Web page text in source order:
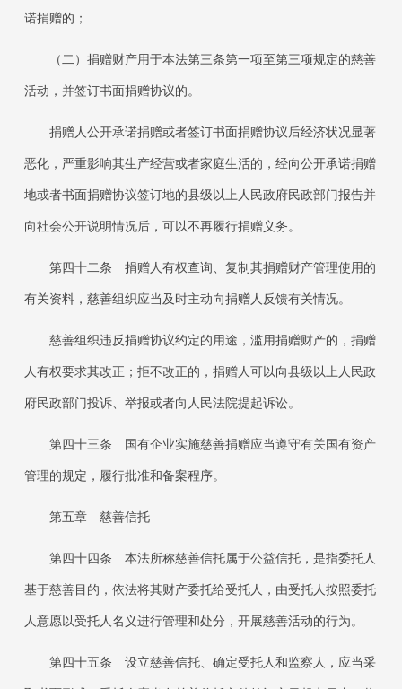
诺捐赠的；
（二）捐赠财产用于本法第三条第一项至第三项规定的慈善
活动，并签订书面捐赠协议的。
捐赠人公开承诺捐赠或者签订书面捐赠协议后经济状况显著
恶化，严重影响其生产经营或者家庭生活的，经向公开承诺捐赠
地或者书面捐赠协议签订地的县级以上人民政府民政部门报告并
向社会公开说明情况后，可以不再履行捐赠义务。
第四十二条 捐赠人有权查询、复制其捐赠财产管理使用的
有关资料，慈善组织应当及时主动向捐赠人反馈有关情况。
慈善组织违反捐赠协议约定的用途，滥用捐赠财产的，捐赠
人有权要求其改正；拒不改正的，捐赠人可以向县级以上人民政
府民政部门投诉、举报或者向人民法院提起诉讼。
第四十三条 国有企业实施慈善捐赠应当遵守有关国有资产
管理的规定，履行批准和备案程序。
第五章 慈善信托
第四十四条 本法所称慈善信托属于公益信托，是指委托人
基于慈善目的，依法将其财产委托给受托人，由受托人按照委托
人意愿以受托人名义进行管理和处分，开展慈善活动的行为。
第四十五条 设立慈善信托、确定受托人和监察人，应当采